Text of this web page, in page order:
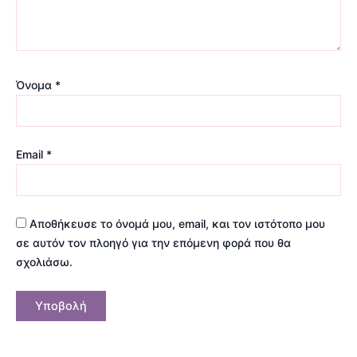
Όνομα *
Email *
Αποθήκευσε το όνομά μου, email, και τον ιστότοπο μου
σε αυτόν τον πλοηγό για την επόμενη φορά που θα
σχολιάσω.